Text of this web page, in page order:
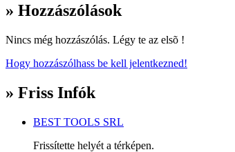
» Hozzászólások
Nincs még hozzászólás. Légy te az elsõ !
Hogy hozzászólhass be kell jelentkezned!
» Friss Infók
BEST TOOLS SRL
Frissítette helyét a térképen.